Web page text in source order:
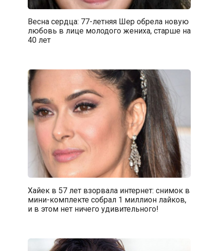
Весна сердца: 77-летняя Шер обрела новую
любовь в лице молодого жениха, старше на
40 лет
Хайек в 57 лет взорвала интернет: снимок в
мини-комплекте собрал 1 миллион лайков,
и в этом нет ничего удивительного!